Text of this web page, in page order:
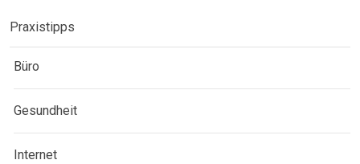
Praxistipps
Büro
Gesundheit
Internet